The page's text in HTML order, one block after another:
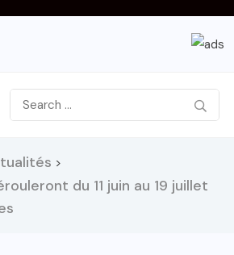
>
du 11 juin au 19 juillet